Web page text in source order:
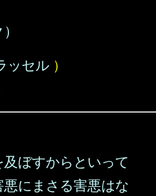
ッセル ）
ぼすからといって
にまさる害悪はな